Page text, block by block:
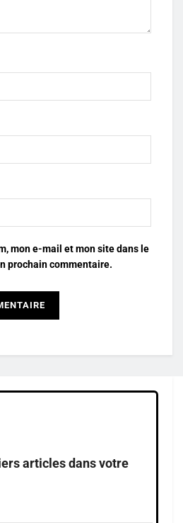
mon e-mail et mon site dans le
prochain commentaire.
articles dans votre